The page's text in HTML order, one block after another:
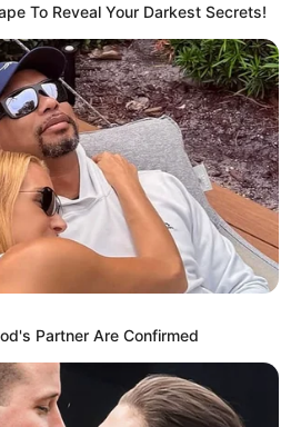
To Reveal Your Darkest Secrets!
Partner Are Confirmed